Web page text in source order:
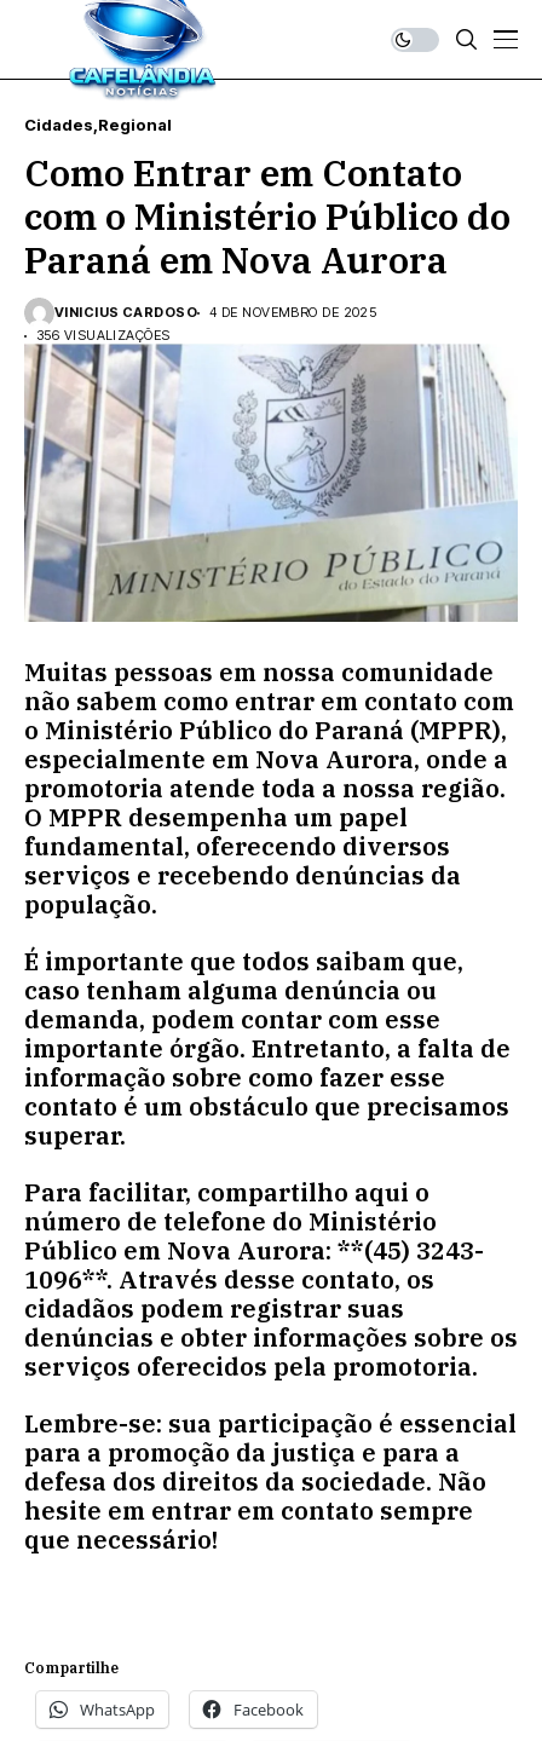
Cidades Regional
Como Entrar em Contato
com o Ministério Público do
Paraná em Nova Aurora
VINICIUS CARDOSO
4 DE NOVEMBRO DE 2025
356 VISUALIZAÇÕES
Muitas pessoas em nossa comunidade
não sabem como entrar em contato com
o Ministério Público do Paraná (MPPR),
especialmente em Nova Aurora, onde a
promotoria atende toda a nossa região.
O MPPR desempenha um papel
fundamental, oferecendo diversos
serviços e recebendo denúncias da
população.
É importante que todos saibam que,
caso tenham alguma denúncia ou
demanda, podem contar com esse
importante órgão. Entretanto, a falta de
informação sobre como fazer esse
contato é um obstáculo que precisamos
superar.
Para facilitar, compartilho aqui o
número de telefone do Ministério
Público em Nova Aurora: **(45) 3243-
1096**. Através desse contato, os
cidadãos podem registrar suas
denúncias e obter informações sobre os
serviços oferecidos pela promotoria.
Lembre-se: sua participação é essencial
para a promoção da justiça e para a
defesa dos direitos da sociedade. Não
hesite em entrar em contato sempre
que necessário!
Compartilhe
WhatsApp Facebook